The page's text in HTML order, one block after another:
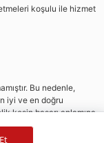
koşulu ile hizmet
Bu nedenle,
iyi ve en doğru
kesin başarı anlamına